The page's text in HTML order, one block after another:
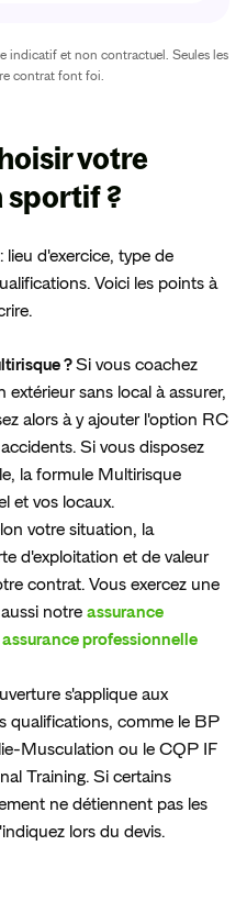
indicatif et non contractuel. Seules les
contrat font foi.
votre
sportif ?
lieu d'exercice, type de
Voici les points à
?Si vous coachez
sans local à assurer,
alors à y ajouter l'option RC
Si vous disposez
la formule Multirisque
et vos locaux.
votre situation, la
d'exploitation et de valeur
contrat. Vous exercez une
notre assurance
assurance professionnelle
s'applique aux
qualifications, comme le BP
Musculation ou le CQP IF
Training. Si certains
ne détiennent pas les
lors du devis.